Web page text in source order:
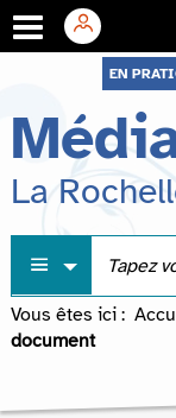
menu
contenu
recherche
EN
La
Vous êtes ici :
document